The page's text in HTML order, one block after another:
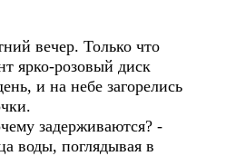
вечер. Только что
ярко-розовый диск
и на небе загорелись
задерживаются? -
воды, поглядывая в